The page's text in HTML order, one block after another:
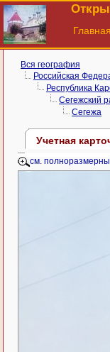
Главная
Вся география
Российская
Республика
Сегежский
Сегежа
Учетная
см.